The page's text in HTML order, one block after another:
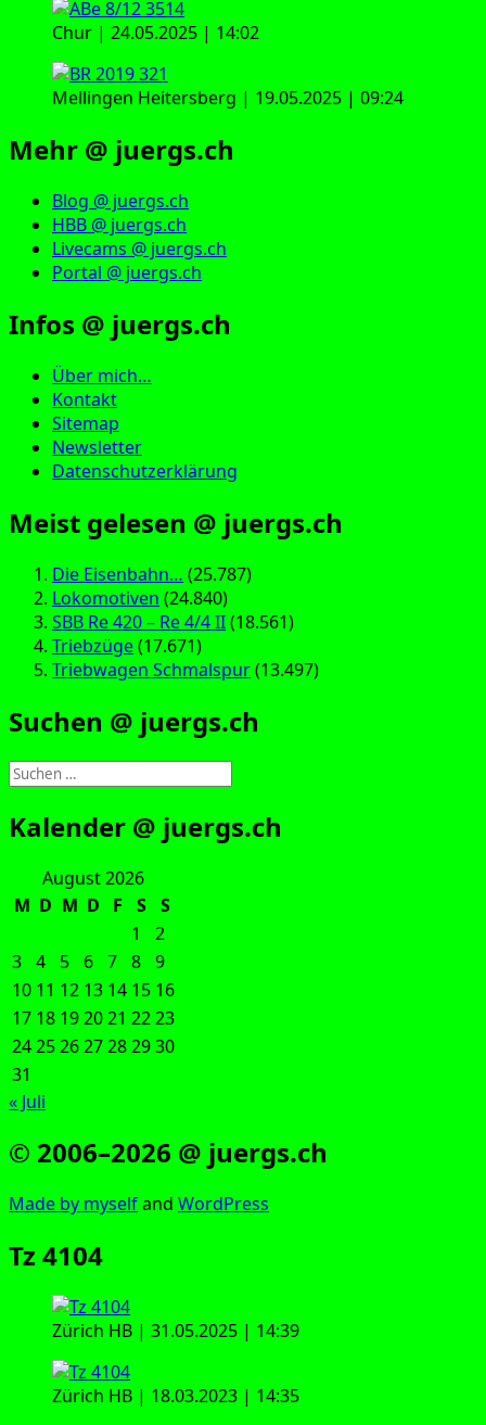
Chur | 24.05.2025 | 14:02
Mellingen Heitersberg | 19.05.2025 | 09:24
Mehr @ juergs.ch
Blog @ juergs.ch
HBB @ juergs.ch
Livecams @ juergs.ch
Portal @ juergs.ch
Infos @ juergs.ch
Über mich…
Kontakt
Sitemap
Newsletter
Datenschutzerklärung
Meist gelesen @ juergs.ch
Die Eisenbahn… (25.787)
Lokomotiven (24.840)
SBB Re 420 – Re 4/4 II(18.561)
Triebzüge(17.671)
Triebwagen Schmalspur(13.497)
Suchen @ juergs.ch
Suchen
nach:
Kalender @ juergs.ch
August 2026
M D M D F S
S
1
2
3 4 5 6 7 8 9
10 11 12 13 14 15 16
17 18 192021 2223
24252627282930
31
« Juli
© 2006–2026 @ juergs.ch
Made by mys­elfand Word­Press
Tz 4104
Zürich HB | 31.05.2025 | 14:39
Zürich HB | 18.03.2023 | 14:35